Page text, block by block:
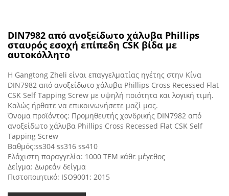
DIN7982 από ανοξείδωτο χάλυβα Phillips
σταυρός εσοχή επίπεδη CSK βίδα με
αυτοκόλλητο
Η Gangtong Zheli είναι επαγγελματίας ηγέτης στην Κίνα
DIN7982 από ανοξείδωτο χάλυβα Phillips Cross Recessed Flat
CSK Self Tapping Screw με υψηλή ποιότητα και λογική τιμή.
Καλώς ήρθατε να επικοινωνήσετε μαζί μας.
Όνομα προϊόντος: Προμηθευτής χονδρικής DIN7982 από
ανοξείδωτο χάλυβα Phillips Cross Recessed Flat CSK Self
Tapping Screw
Βαθμός:ss304 ss316 ss410
Ελάχιστη παραγγελία: 1000 ΤΕΜ κάθε μέγεθος
Δείγμα: Δωρεάν δείγμα
Πιστοποιητικό: ISO9001: 2015